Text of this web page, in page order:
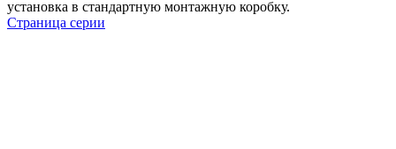
установка в стандартную монтажную коробку.
Страница серии